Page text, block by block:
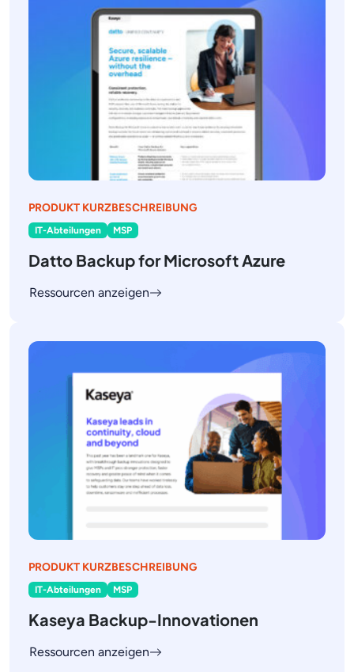
PRODUKT KURZBESCHREIBUNG
IT-Abteilungen MSP
Datto Backup for Microsoft Azure
Ressourcen anzeigen
PRODUKT KURZBESCHREIBUNG
IT-Abteilungen MSP
Kaseya Backup-Innovationen
Ressourcen anzeigen